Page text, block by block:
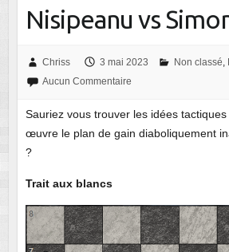
Nisipeanu vs
Chriss 3 mai 2023 Non classé,
Aucun Commentaire
Sauriez vous trouver les idées
œuvre le plan de gain diaboliquement
?
Trait aux blancs